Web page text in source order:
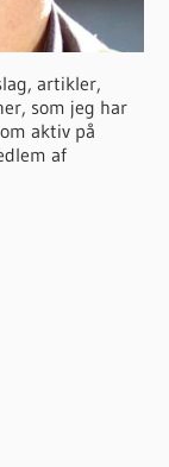
artikler,
som jeg har
aktiv på
af